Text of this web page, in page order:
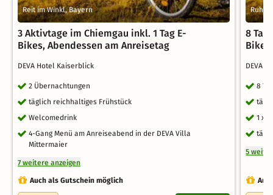
Reit im Winkl, Bayern
3 Aktivtage im Chiemgau inkl. 1 Tag E-
Bikes, Abendessen am Anreisetag
DEVA Hotel Kaiserblick
2 Übernachtungen
täglich reichhaltiges Frühstück
Welcomedrink
4-Gang Menü am Anreiseabend in der DEVA Villa
Mittermaier
7 weitere anzeigen
Auch als Gutschein möglich
8
DEVA
8
1 x
5